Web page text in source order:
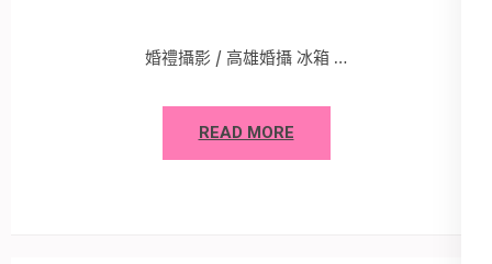
婚禮攝影 / 高雄婚攝 冰箱 …
READ MORE